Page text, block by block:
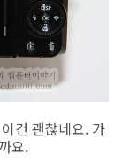
건 괜찮네요. 가
요.